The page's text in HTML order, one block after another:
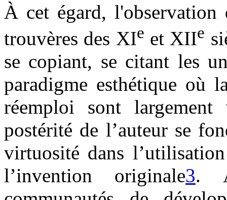
À cet égard, l'observation
trouvères des XIe et XIIe
se copiant, se citant les
paradigme esthétique où
réemploi sont
postérité de l’auteur se
virtuosité dans
l’invention originale3.